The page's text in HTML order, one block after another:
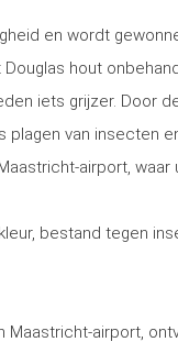
en wordt
hout
iets grijzer. Door
van insecten
airport, waar
bestand tegen
Maastricht-airport,